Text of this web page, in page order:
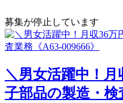
募集が停止しています
＼男女活躍中！
子部品の製造・検